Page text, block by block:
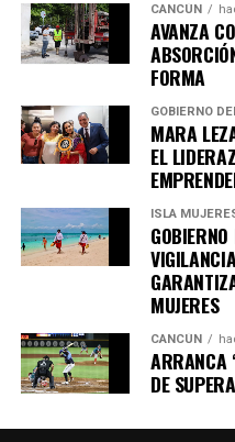
Al menos siete personas
entre manifestantes y
detención del líder
helicóptero a un destino no
internacionales expresaron
electoral.
8. Expresidente
Suk Yeol es
Un tribunal de Corea del
cinco años de prisiónpor
relacionada con la
defensa anunció que
9. Canadá y
CANCÚN
AVANZA
FORMA
GOBIERNO
MARA
EL
ISLA
MUJERES
CANCÚN
ARRANCA
DE